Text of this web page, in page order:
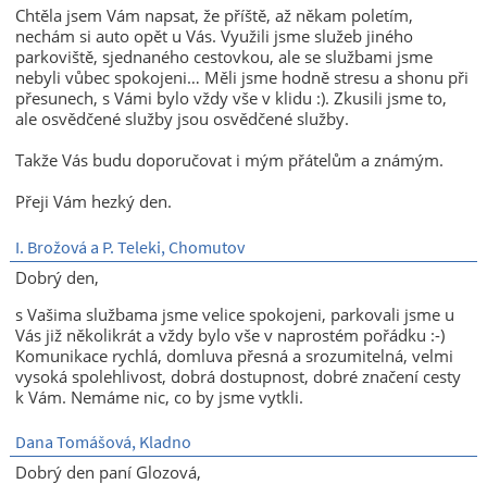
Chtěla jsem Vám napsat, že příště, až někam poletím,
nechám si auto opět u Vás. Využili jsme služeb jiného
parkoviště, sjednaného cestovkou, ale se službami jsme
nebyli vůbec spokojeni… Měli jsme hodně stresu a shonu při
přesunech, s Vámi bylo vždy vše v klidu :). Zkusili jsme to,
ale osvědčené služby jsou osvědčené služby.
Takže Vás budu doporučovat i mým přátelům a známým.
Přeji Vám hezký den.
I. Brožová a P. Teleki, Chomutov
Dobrý den,
s Vašima službama jsme velice spokojeni, parkovali jsme u
Vás již několikrát a vždy bylo vše v naprostém pořádku :-)
Komunikace rychlá, domluva přesná a srozumitelná, velmi
vysoká spolehlivost, dobrá dostupnost, dobré značení cesty
k Vám. Nemáme nic, co by jsme vytkli.
Dana Tomášová, Kladno
Dobrý den paní Glozová,